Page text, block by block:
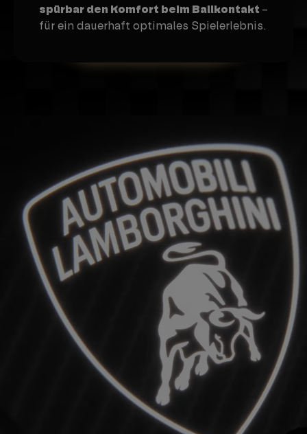
spürbar den Komfort beim Ballkontakt –
für ein dauerhaft optimales Spielerlebnis.